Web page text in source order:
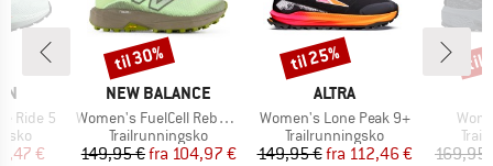
Ride 5
pris
€
MÆRKE
NEW BALANCE
Artikel
Women's FuelCell Rebel Trail
Produktgruppe
Trailrunningsko
Pris
149,95 € Nedsat pris
fra 104,97 €
Rabat
til 30%
MÆRKE
ALTRA
Artikel
Women's Lone Peak 9+
Produktgruppe
Trailrunningsko
Pris
149,95 € Nedsat pris
fra 112,46 €
Rabat
til 25%
169,95
til